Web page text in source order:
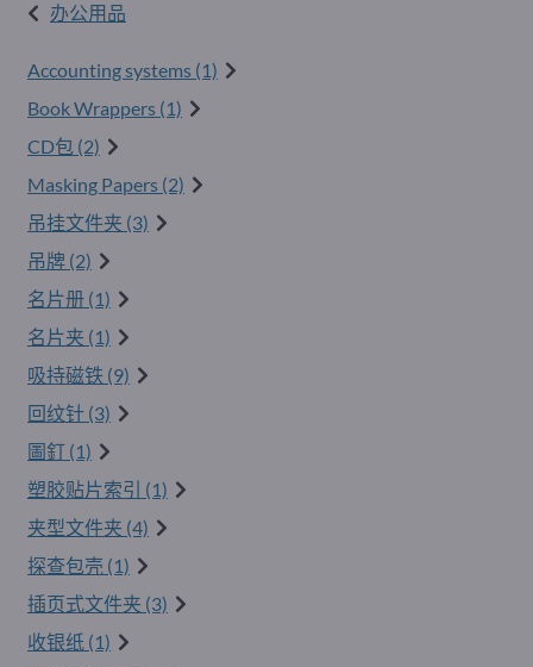
办公用品
Accounting systems (1)
Book Wrappers (1)
CD包 (2)
Masking Papers (2)
吊挂文件夹 (3)
吊牌 (2)
名片册 (1)
名片夹 (1)
吸持磁铁 (9)
回纹针 (3)
圖釘 (1)
塑胶贴片索引 (1)
夹型文件夹 (4)
探查包壳 (1)
插页式文件夹 (3)
收银纸 (1)